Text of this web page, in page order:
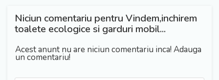
Niciun comentariu pentru Vindem,inchirem
toalete ecologice si garduri mobil...
Acest anunt nu are niciun comentariu inca! Adauga
un comentariu!